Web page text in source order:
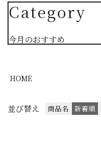
Category
今月のおすすめ
HOME
並び替え 商品名 新着順